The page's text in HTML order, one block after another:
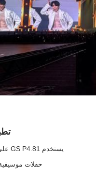
يستخدم GS P4.81 على نطاق واسع في:
حفلات